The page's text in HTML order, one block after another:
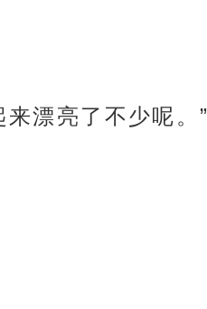
漂亮了不少呢。”